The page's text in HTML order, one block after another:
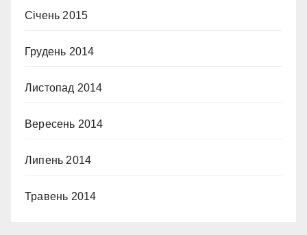
Січень 2015
Грудень 2014
Листопад 2014
Вересень 2014
Липень 2014
Травень 2014